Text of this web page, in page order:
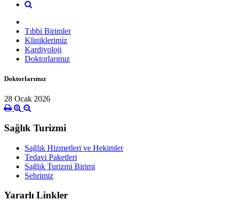
Tıbbi Birimler
Kliniklerimiz
Kardiyoloji
Doktorlarımız
Doktorlarımız
28 Ocak 2026
Sağlık Turizmi
Sağlık Hizmetleri ve Hekimler
Tedavi Paketleri
Sağlık Turizmi Birimi
Şehrimiz
Yararlı Linkler